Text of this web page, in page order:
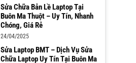
Sửa Chữa Bản Lề Laptop Tại
Buôn Ma Thuột – Uy Tín, Nhanh
Chóng, Giá Rẻ
24/04/2025
Sửa Laptop BMT – Dịch Vụ Sửa
Chữa Laptop Uy Tín Tại Buôn Ma